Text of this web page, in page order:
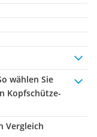
wählen Sie
Kopfschütze-
Vergleich